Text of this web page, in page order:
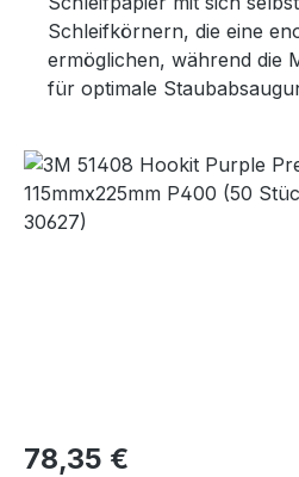
Schleifkörnern, die eine
ermöglichen, während die
für optimale
Bildergalerie überspringen
Regulärer Preis:
78,35 €